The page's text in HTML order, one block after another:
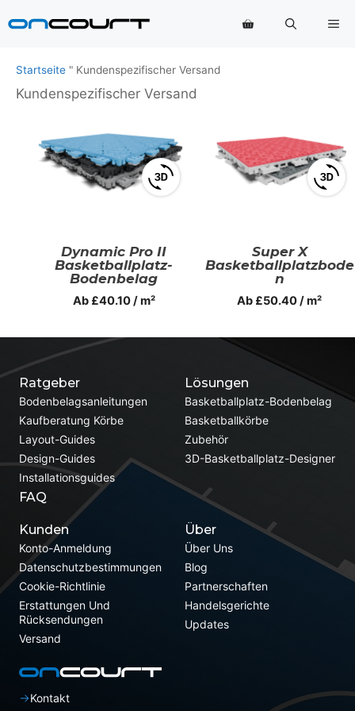
Inhalt
Startseite " Kundenspezifischer Versand
Kundenspezifischer Versand
View
viewer
Dynamic Pro II
Basketballplatz-
Bodenbelag
Ab £40.10/ m²
View
Super X
Basketballplatzbode
N
Ab £50.40 / m²
Lösungen
Basketballplatz-Bodenbelag
Basketballkörbe
Zubehör
3D-Basketballplatz-Designer
Ratgeber
Bodenbelagsanleitungen
Kaufberatung Körbe
Layout-Guides
Design-Guides
Installationsguides
FAQ
Kunden
Konto-Anmeldung
Datenschutzbestimmungen
Cookie-Richtlinie
Erstattungen Und
Rücksendungen
Versand
Über
Über Uns
Blog
Partnerschaften
Handelsgerichte
Updates
Kontakt